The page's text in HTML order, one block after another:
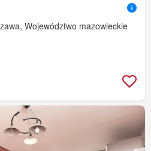
Województwo mazowieckie